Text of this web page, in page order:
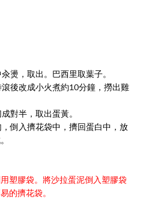
燙，取出。巴西里取葉子。
後改成小火煮約10分鐘，撈出雞
對半，取出蛋黃。
倒入擠花袋中，擠回蛋白中，放
。
塑膠袋。將沙拉蛋泥倒入塑膠袋
的擠花袋。